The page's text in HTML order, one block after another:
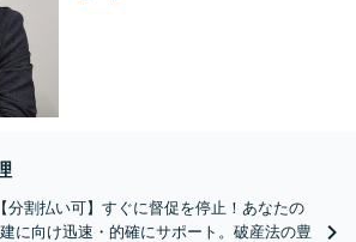
分割払い可】すぐに督促を停止！あなたの
に向け迅速・的確にサポート。破産法の豊